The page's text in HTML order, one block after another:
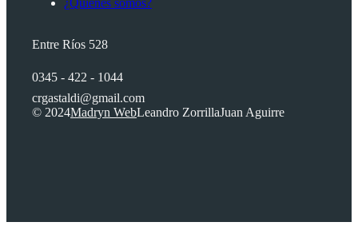
Entre Ríos 528
0345 - 422 - 1044
crgastaldi@gmail.com
© 2024Madryn WebLeandro ZorrillaJuan Aguirre